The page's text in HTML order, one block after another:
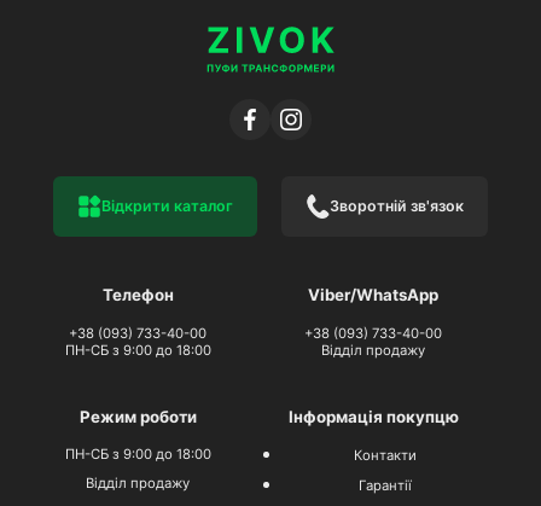
Телефон
+38 (093) 733-40-00
ПН-СБ з 9:00 до 18:00
Viber/WhatsApp
+38 (093) 733-40-00
Відділ продажу
Режим роботи
ПН-СБ з 9:00 до 18:00
Відділ продажу
Інформація покупцю
Контакти
Гарантії
Відкрити каталог Зворотній зв'язок